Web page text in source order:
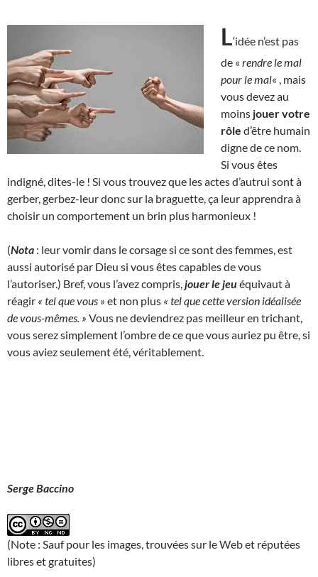
L‘idée n’est pas
de « rendre le mal
pour le mal« , mais
vous devez au
moins jouer votre
rôle d’être humain
digne de ce nom.
Si vous êtes
indigné, dites-le ! Si vous trouvez que les actes d’autrui sont à
gerber, gerbez-leur donc sur la braguette, ça leur apprendra à
choisir un comportement un brin plus harmonieux !
(Nota : leur vomir dans le corsage si ce sont des femmes, est
aussi autorisé par Dieu si vous êtes capables de vous
l’autoriser.) Bref, vous l’avez compris, jouer le jeuéquivaut à
réagir « tel que vous » et non plus « tel que cette version idéalisée
de vous-mêmes. » Vous ne deviendrez pas meilleur en trichant,
vous serez simplement l’ombre de ce que vous auriez pu être, si
vous aviez seulement été, véritablement.
Serge Baccino
(Note : Sauf pour les images, trouvées sur le Web et réputées
libres et gratuites)